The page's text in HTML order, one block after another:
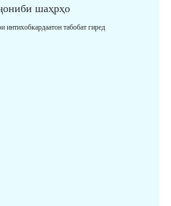
шаҳрҳо
табобат гиред